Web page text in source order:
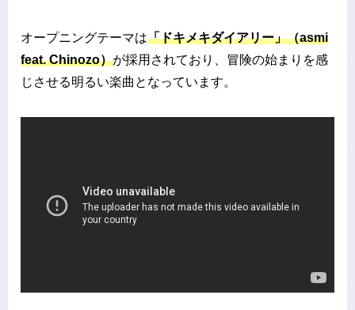
オープニングテーマは「ドキメキダイアリー」（asmi
feat. Chinozo）が採用されており、冒険の始まりを感
じさせる明るい楽曲となっています。